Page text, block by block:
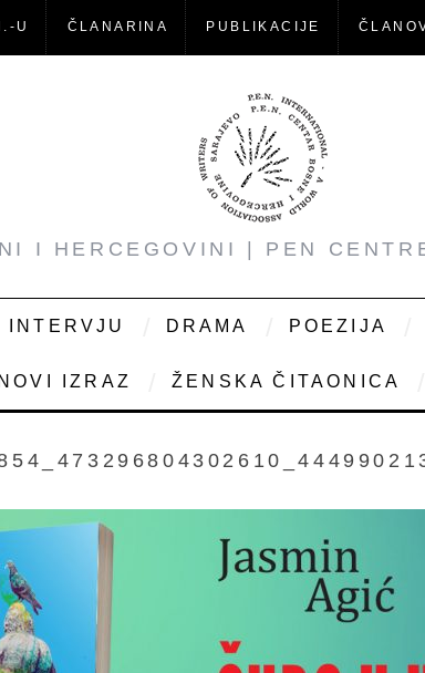
U ČLANARINA PUBLIKACIJE
I HERCEGOVINI | PEN
INTERVJU DRAMA POEZIJA
NOVI IZRAZ ŽENSKA ČITAONICA